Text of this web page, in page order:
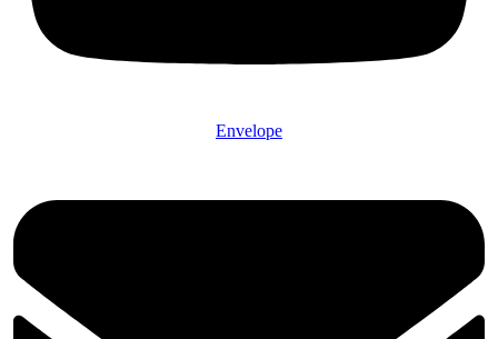
Envelope